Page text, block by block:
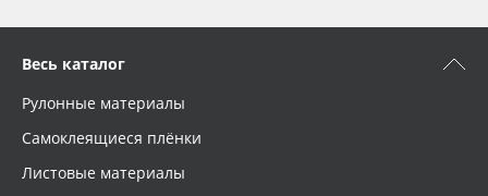
Весь каталог
Рулонные материалы
Самоклеящиеся плёнки
Листовые материалы